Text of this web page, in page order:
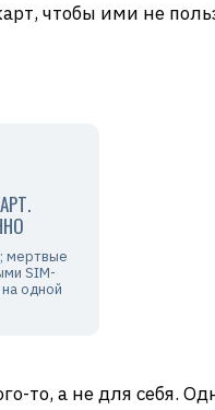
чтобы ими не
мертвые
SIM-
одной
то, а не для себя.